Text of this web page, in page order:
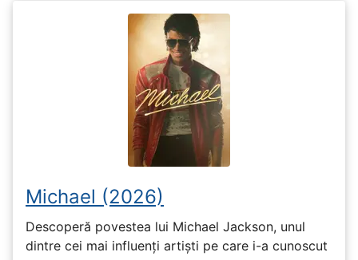
Michael (2026)
Descoperă povestea lui Michael Jackson, unul
dintre cei mai influenți artiști pe care i-a cunoscut